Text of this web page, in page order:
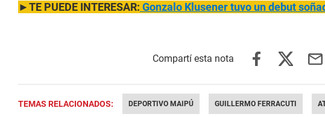
►TE PUEDE INTERESAR: Gonzalo Klusener tuvo un debut
TEMAS RELACIONADOS: DEPORTIVO MAIPÚ GUILLERMO FERRACUTI